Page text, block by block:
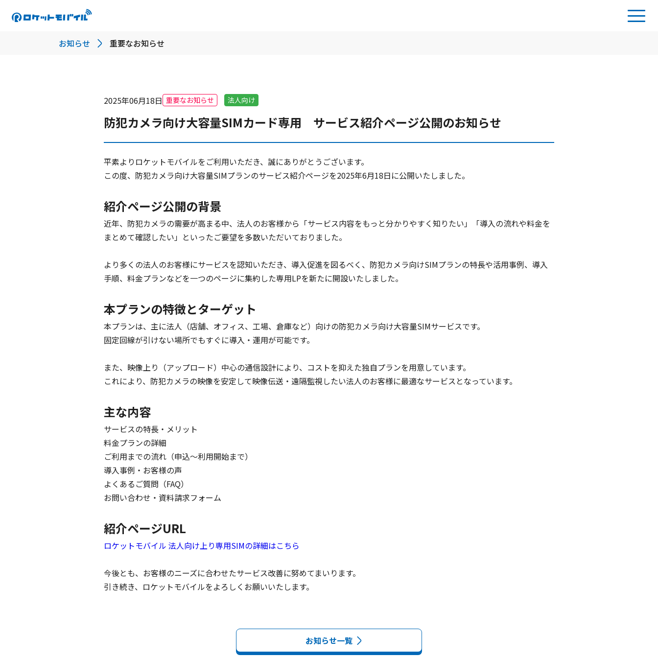
お知らせ 重要なお知らせ
防犯カメラ向け大容量SIMカード専用 サービス紹介ページ公開のお知らせ
2025年06月18日 重要なお知らせ 法人向け
平素よりロケットモバイルをご利用いただき、誠にありがとうございます。
この度、防犯カメラ向け大容量SIMプランのサービス紹介ページを2025年6月18日に公開いたしました。
紹介ページ公開の背景
近年、防犯カメラの需要が高まる中、法人のお客様から「サービス内容をもっと分かりやすく知りたい」「導入の流れや料金を
まとめて確認したい」といったご要望を多数いただいておりました。
より多くの法人のお客様にサービスを認知いただき、導入促進を図るべく、防犯カメラ向けSIMプランの特長や活用事例、導入
手順、料金プランなどを一つのページに集約した専用LPを新たに開設いたしました。
本プランの特徴とターゲット
本プランは、主に法人（店舗、オフィス、工場、倉庫など）向けの防犯カメラ向け大容量SIMサービスです。
固定回線が引けない場所でもすぐに導入・運用が可能です。
また、映像上り（アップロード）中心の通信設計により、コストを抑えた独自プランを用意しています。
これにより、防犯カメラの映像を安定して映像伝送・遠隔監視したい法人のお客様に最適なサービスとなっています。
主な内容
サービスの特長・メリット
料金プランの詳細
ご利用までの流れ（申込～利用開始まで）
導入事例・お客様の声
よくあるご質問（FAQ）
お問い合わせ・資料請求フォーム
紹介ページURL
ロケットモバイル 法人向け上り専用SIMの詳細はこちら
今後とも、お客様のニーズに合わせたサービス改善に努めてまいります。
引き続き、ロケットモバイルをよろしくお願いいたします。
お知らせ一覧